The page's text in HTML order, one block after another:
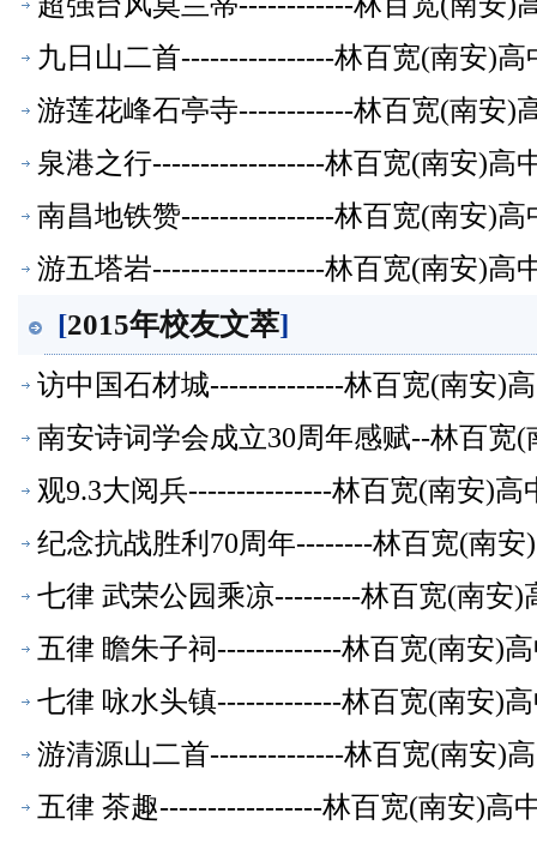
九日山二首----------------林百宽(南安)高
游莲花峰石亭寺------------林百宽(南安)
泉港之行------------------林百宽(南安)高
南昌地铁赞----------------林百宽(南安)高
游五塔岩------------------林百宽(南安)高
[2015年校友文萃]
访中国石材城--------------林百宽(南安)
南安诗词学会成立30周年感赋--林百宽
观9.3大阅兵---------------林百宽(南安)高
纪念抗战胜利70周年--------林百宽(南
七律 武荣公园乘凉---------林百宽(南安)
五律 瞻朱子祠-------------林百宽(南安)
七律 咏水头镇-------------林百宽(南安)
游清源山二首--------------林百宽(南安)
五律 茶趣-----------------林百宽(南安)高